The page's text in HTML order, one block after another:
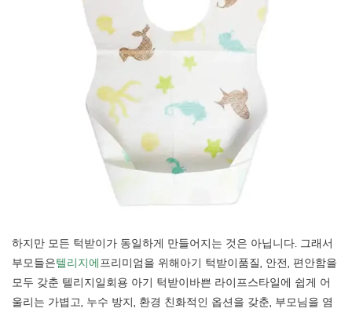
하지만 모든 턱받이가 동일하게 만들어지는 것은 아닙니다. 그래서
부모들은텔리지에프리미엄을 위해아기 턱받이품질, 안전, 편안함을
모두 갖춘 텔리지일회용 아기 턱받이바쁜 라이프스타일에 쉽게 어
울리는 가볍고, 누수 방지, 환경 친화적인 옵션을 갖춘, 부모님을 염